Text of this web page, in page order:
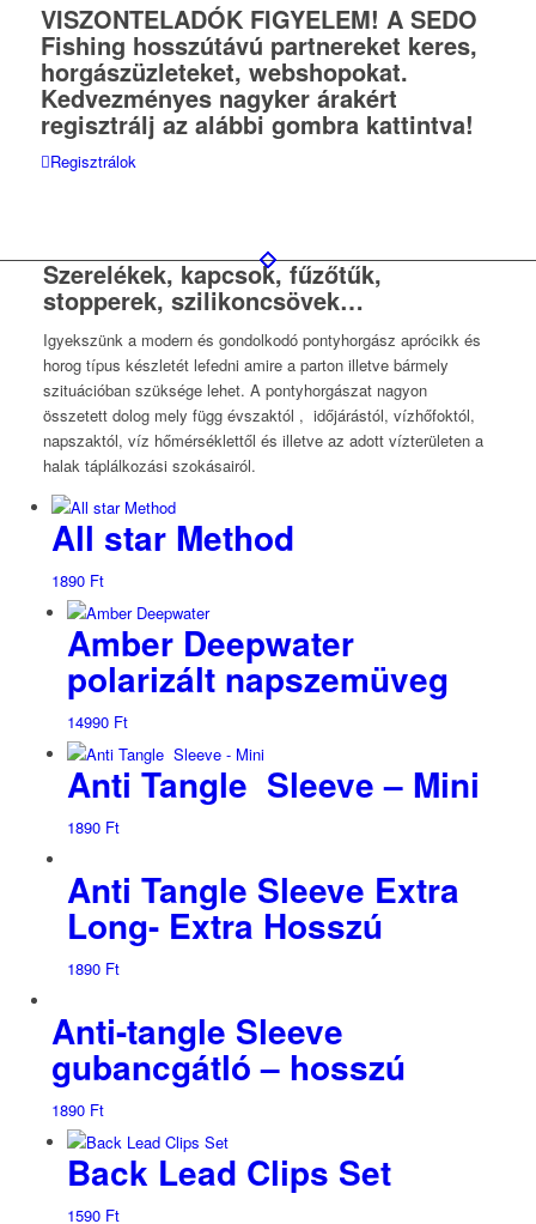
VISZONTELADÓK FIGYELEM! A SEDO
Fishing hosszútávú partnereket keres,
horgászüzleteket, webshopokat.
Kedvezményes nagyker árakért
regisztrálj az alábbi gombra kattintva!
Regisztrálok
Szerelékek, kapcsok, fűzőtűk,
stopperek, szilikoncsövek…
Igyekszünk a modern és gondolkodó pontyhorgász aprócikk és
horog típus készletét lefedni amire a parton illetve bármely
szituációban szüksége lehet. A pontyhorgászat nagyon
összetett dolog mely függ évszaktól , időjárástól, vízhőfoktól,
napszaktól, víz hőmérséklettől és illetve az adott vízterületen a
halak táplálkozási szokásairól.
All star Method
1890 Ft
Amber Deepwater
polarizált napszemüveg
14990 Ft
Anti Tangle Sleeve – Mini
1890 Ft
Anti Tangle Sleeve Extra
Long- Extra Hosszú
1890 Ft
Anti-tangle Sleeve
gubancgátló – hosszú
1890 Ft
Back Lead Clips Set
1590 Ft